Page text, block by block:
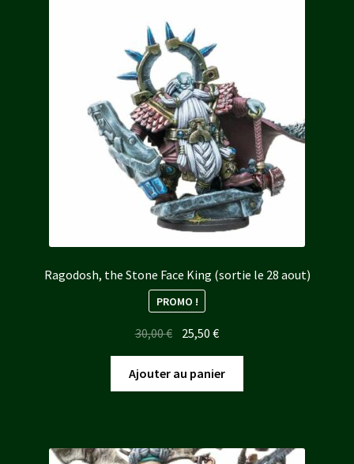
Ragodosh, the Stone Face King (sortie le 28 aout)
PROMO !
30,00€ Le
prix
initial
était :
25,50€Le
prix
actuel
est :
Ajouter au panier